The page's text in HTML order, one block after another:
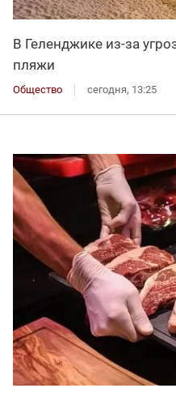
В Геленджике из-за
пляжи
Общество сегодня, 13:25